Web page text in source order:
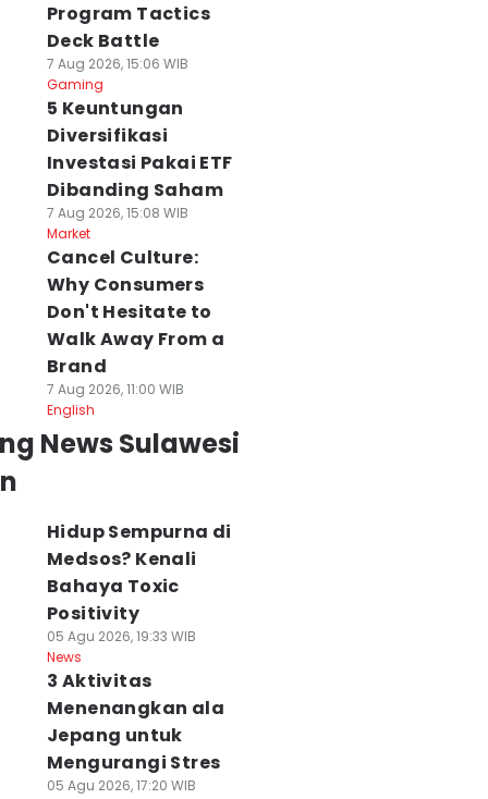
Program Tactics
Deck Battle
7 Aug 2026, 15:06 WIB
Gaming
5 Keuntungan
Diversifikasi
Investasi Pakai ETF
Dibanding Saham
7 Aug 2026, 15:08 WIB
Market
Cancel Culture:
Why Consumers
Don't Hesitate to
Walk Away From a
Brand
7 Aug 2026, 11:00 WIB
English
News Sulawesi
Hidup Sempurna di
Medsos? Kenali
Bahaya Toxic
Positivity
05 Agu 2026, 19:33 WIB
News
3 Aktivitas
Menenangkan ala
Jepang untuk
Mengurangi Stres
05 Agu 2026, 17:20 WIB